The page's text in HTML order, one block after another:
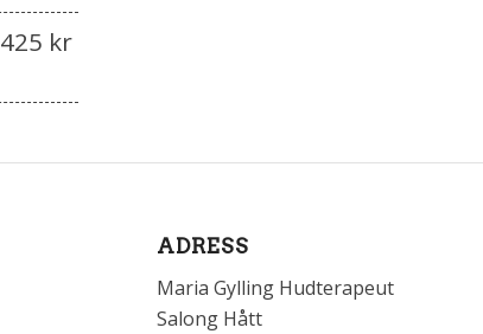
425 kr
ADRESS
Maria Gylling Hudterapeut
Salong Hått